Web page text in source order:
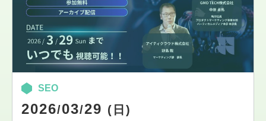
SEO
2026/03/29 (日)